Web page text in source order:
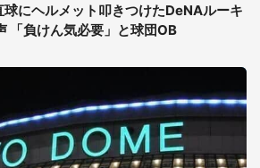
にヘルメット叩きつけたDeNAルーキ
「負けん気必要」と球団OB